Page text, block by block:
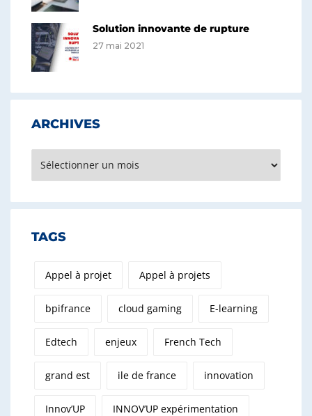
Solution innovante de rupture
27 mai 2021
ARCHIVES
TAGS
Appel à projet Appel à projets
bpifrance cloud gaming E-learning
Edtech enjeux French Tech
grand est ile de france innovation
Innov’UP INNOV’UP expérimentation